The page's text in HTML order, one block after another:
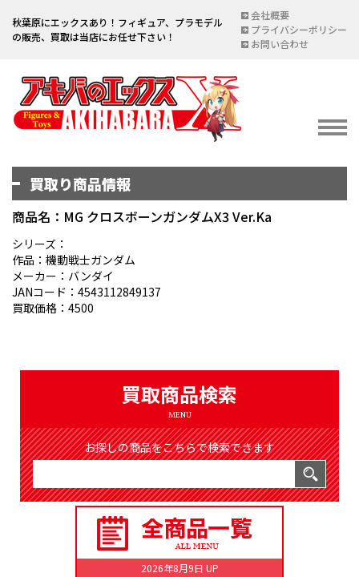
秋葉原にエックスあり！フィギュア、プラモデル
の販売、買取は当店にお任せ下さい！
会社概要
プライバシーポリシー
お問い合わせ
イベント情報
宅配買取のご案内
DELIVERY PURCHASE
買取お申し込み
ASSESSMENT
買取り商品情報
商品名：MG クロスボーンガンダムX3 Ver.Ka
シリーズ：
作品：機動戦士ガンダム
メーカー：バンダイ
JANコード：4543112849137
買取価格：4500
買取商品検索
MENU
お探しの商品をこちらで検索できます
2026年8月9日 UP